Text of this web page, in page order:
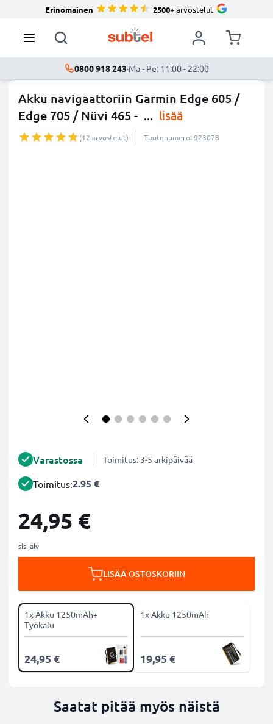
Erinomainen 2500+arvostelut
0800 918 243·Ma - Pe: 11:00 - 22:00
Akku navigaattoriin Garmin Edge 605 /
Edge 705 / Nüvi 465 - ... lisää
(12 arvostelut) Tuotenumero: 923078
Varastossa Toimitus: 3-5 arkipäivää
Toimitus:2.95 €
24,95 €
sis. alv
LISÄÄ OSTOSKORIIN
1x Akku 1250mAh+
Työkalu
24,95 €
1x Akku 1250mAh
19,95 €
Saatat pitää myös näistä